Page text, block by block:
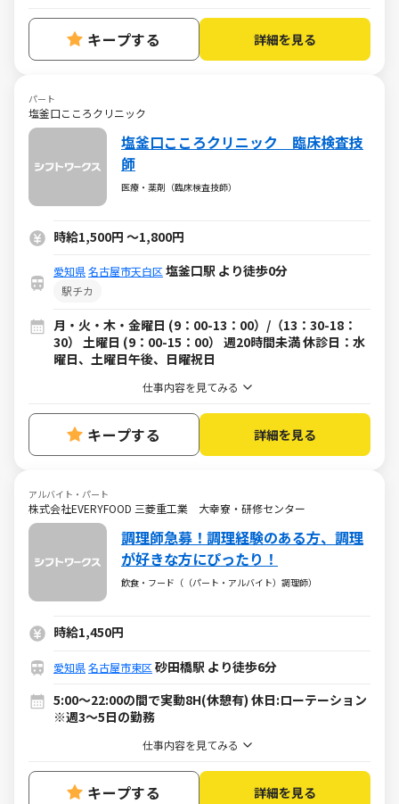
キープする 詳細を見る
パート
塩釜口こころクリニック
塩釜口こころクリニック 臨床検査技
師
医療・薬剤（臨床検査技師）
時給1,500円 ～1,800円
愛知県名古屋市天白区 塩釜口駅 より徒歩0分
駅チカ
月・火・木・金曜日 (9：00-13：00）/（13：30-18：
30） 土曜日 (9：00-15：00） 週20時間未満 休診日：水
曜日、土曜日午後、日曜祝日
仕事内容を見てみる
キープする 詳細を見る
アルバイト・パート
株式会社EVERYFOOD 三菱重工業 大幸寮・研修センター
調理師急募！調理経験のある方、調理
が好きな方にぴったり！
飲食・フード（（パート・アルバイト）調理師）
時給1,450円
愛知県名古屋市東区 砂田橋駅 より徒歩6分
5:00～22:00の間で実動8H(休憩有) 休日:ローテーション
※週3～5日の勤務
仕事内容を見てみる
キープする 詳細を見る